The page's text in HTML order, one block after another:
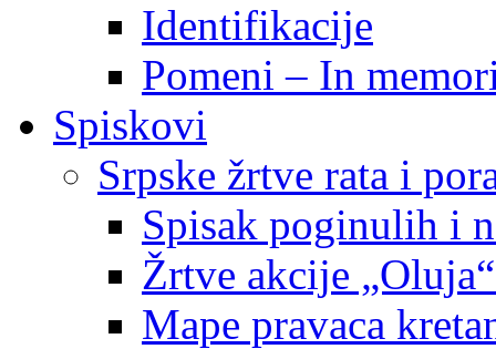
Identifikacije
Pomeni – In
Spiskovi
Srpske žrtve rata i
Spisak poginulih i
Žrtve akcije
Mape pravaca